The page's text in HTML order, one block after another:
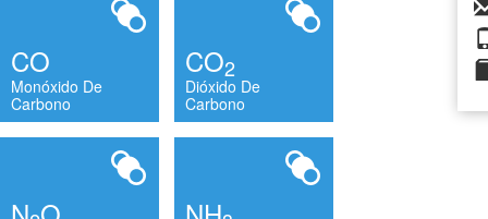
CO
Monóxido De
Carbono
CO2
Dióxido De
Carbono